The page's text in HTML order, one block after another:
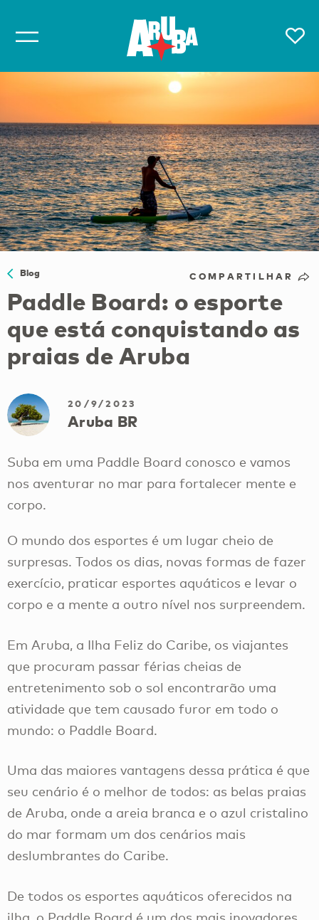
Blog COMPARTILHAR
Paddle Board: o esporte
que está conquistando as
praias de Aruba
20/9/2023
Aruba BR
Suba em uma Paddle Board conosco e vamos
nos aventurar no mar para fortalecer mente e
corpo.
O mundo dos esportes é um lugar cheio de
surpresas. Todos os dias, novas formas de fazer
exercício, praticar esportes aquáticos e levar o
corpo e a mente a outro nível nos surpreendem.
Em Aruba, a Ilha Feliz do Caribe, os viajantes
que procuram passar férias cheias de
entretenimento sob o sol encontrarão uma
atividade que tem causado furor em todo o
mundo: o Paddle Board.
Uma das maiores vantagens dessa prática é que
seu cenário é o melhor de todos: as belas praias
de Aruba, onde a areia branca e o azul cristalino
do mar formam um dos cenários mais
deslumbrantes do Caribe.
De todos os esportes aquáticos oferecidos na